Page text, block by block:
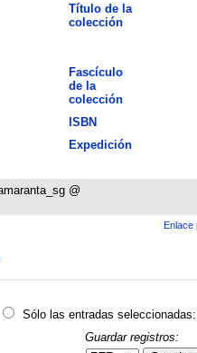
Título de la
colección
Fascículo
de la
colección
ISBN
Expedición
@
Enlace
Sólo las entradas seleccionadas:
Guardar registros: